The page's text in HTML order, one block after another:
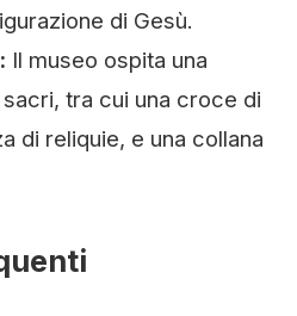
di Gesù.
Il museo ospita una
tra cui una croce di
di reliquie, e una collana